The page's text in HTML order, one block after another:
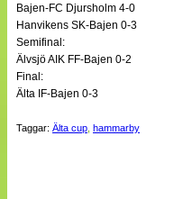
Statistik
Tipsa Damfotboll
Bajen-FC Djursholm 4-0
Hanvikens SK-Bajen 0-3
Semifinal:
Älvsjö AIK FF-Bajen 0-2
Final:
Älta IF-Bajen 0-3
Taggar: Älta cup hammarby